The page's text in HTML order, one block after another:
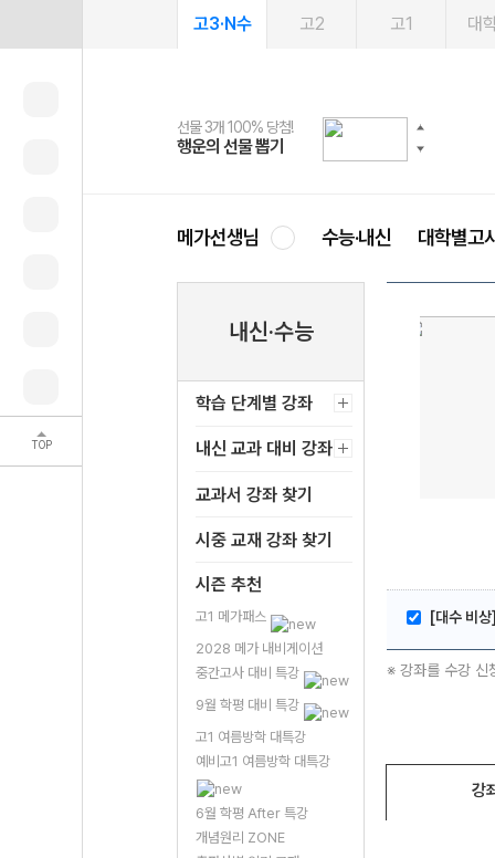
TOP
고3·N수 고2 고1 대
선물 3개 100% 당첨!
행운의 선물 뽑기
선물 100% 증정!
메가스터디 X 올리브
여름방학 스터디 캐시백
메가런 썸머스쿨
2027 러셀 단과
강사 공개선발
스마트러닝앱
설문 EVENT
메가패스
3일 무료 체험권
메가패스 수강생 무료혜택!
메가클럽 멤버십
사회공헌 캠페인
희망이룸 메가나눔
메가선생님 수능·내신 대학별고
내신·수능
학습 단계별 강좌
내신 교과 대비 강좌
교과서 강좌 찾기
시중 교재 강좌 찾기
시즌 추천
고1 메가패스
2028 메가 내비게이션
중간고사 대비 특강
9월 학평 대비 특강
고1 여름방학 대특강
예비고1 여름방학 대특강
6월 학평 After 특강
개념원리 ZONE
[대수 비
※ 강좌를 수강 신
강